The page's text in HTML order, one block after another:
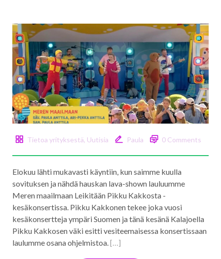
Tietoa yrityksestä, Uutisia Paula 0 Comments
Elokuu lähti mukavasti käyntiin, kun saimme kuulla
sovituksen ja nähdä hauskan lava-shown lauluumme
Meren maailmaan Leikitään Pikku Kakkosta -
kesäkonsertissa. Pikku Kakkonen tekee joka vuosi
kesäkonsertteja ympäri Suomen ja tänä kesänä Kalajoella
Pikku Kakkosen väki esitti vesiteemaisessa konsertissaan
laulumme osana ohjelmistoa.[…]